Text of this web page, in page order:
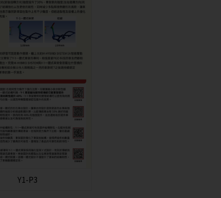
Y1-P3